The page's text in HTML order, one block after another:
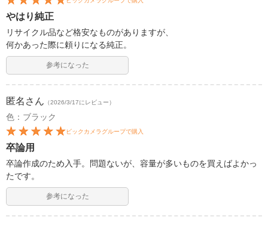
やはり純正
リサイクル品など格安なものがありますが、
何かあった際に頼りになる純正。
参考になった
匿名 さん （2026/3/17にレビュー）
色：ブラック
ビックカメラグループで購入
卒論用
卒論作成のため入手。問題ないが、容量が多いものを買えばよかっ
たです。
参考になった